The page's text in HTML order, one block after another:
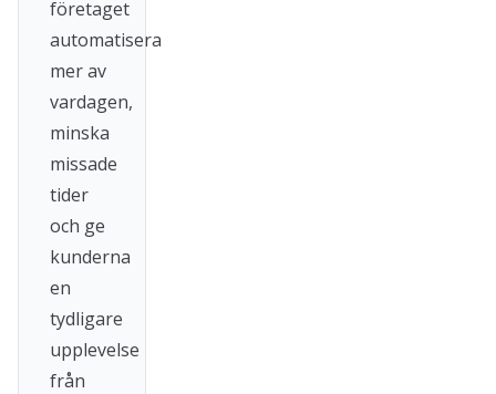
företaget
automatisera
mer av
vardagen,
minska
missade
tider
och ge
kunderna
en
tydligare
upplevelse
från